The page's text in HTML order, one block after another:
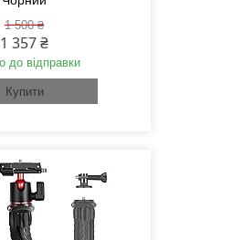
1 500 ₴
1 357 ₴
до відправки
Купити